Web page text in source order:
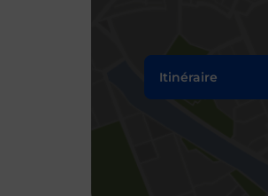
Itinéraire